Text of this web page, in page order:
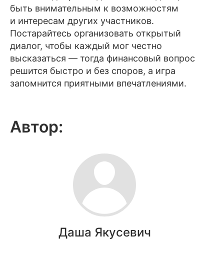
быть внимательным к возможностям
и интересам других участников.
Постарайтесь организовать открытый
диалог, чтобы каждый мог честно
высказаться — тогда финансовый вопрос
решится быстро и без споров, а игра
запомнится приятными впечатлениями.
Автор:
Даша Якусевич